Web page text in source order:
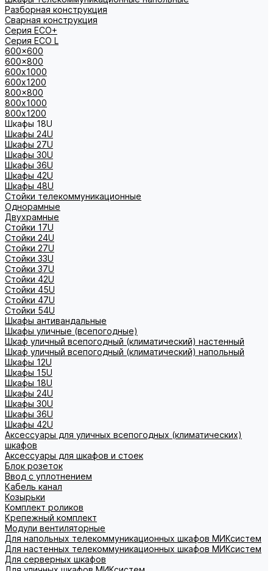
Разборная конструкция
Сварная конструкция
Серия ECO+
Серия ECO L
600x600
600x800
600х1000
600х1200
800x800
800х1000
800х1200
Шкафы 18U
Шкафы 24U
Шкафы 27U
Шкафы 30U
Шкафы 36U
Шкафы 42U
Шкафы 48U
Стойки телекоммуникационные
Однорамные
Двухрамные
Стойки 17U
Стойки 24U
Стойки 27U
Стойки 33U
Стойки 37U
Стойки 42U
Стойки 45U
Стойки 47U
Стойки 54U
Шкафы антивандальные
Шкафы уличные (всепогодные)
Шкаф уличный всепогодный (климатический) настенный
Шкаф уличный всепогодный (климатический) напольный
Шкафы 12U
Шкафы 15U
Шкафы 18U
Шкафы 24U
Шкафы 30U
Шкафы 36U
Шкафы 42U
Аксессуары для уличных всепогодных (климатических)
шкафов
Аксессуары для шкафов и стоек
Блок розеток
Ввод с уплотнением
Кабель канал
Козырьки
Комплект роликов
Крепежный комплект
Модули вентиляторные
Для напольных телекоммуникационных шкафов МИКсистем
Для настенных телекоммуникационных шкафов МИКсистем
Для серверных шкафов